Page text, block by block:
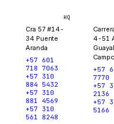
HQ
Cra 57 #14-
34 Puente
Aranda
+57 601
718 7063
+57 310
884 5432
+57 310
881 4569
+57 310
561 8248
4-51
+57
7770
+57
2136
+57
5166